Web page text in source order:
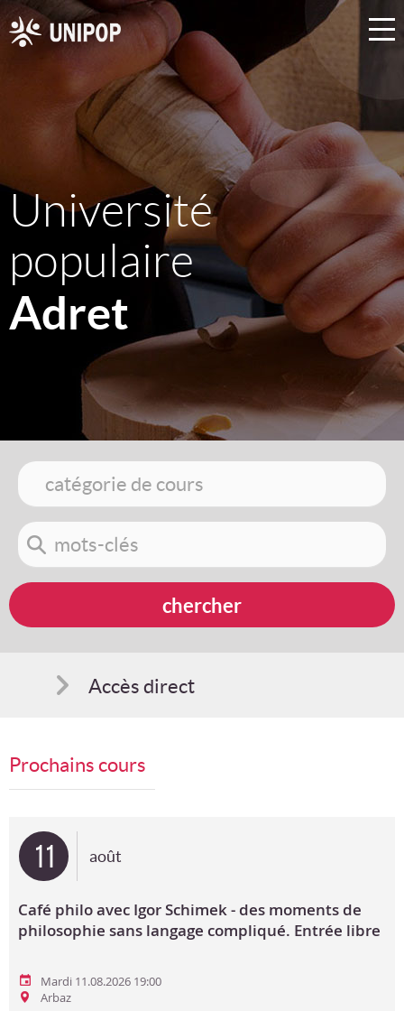
Université
populaire
Adret
Accès direct
Suggestions
Prochains cours
11 août
Café philo avec Igor Schimek - des moments de
philosophie sans langage compliqué. Entrée libre
Mardi 11.08.2026 19:00
Arbaz